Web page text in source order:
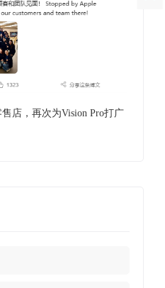
店，再次为Vision Pro打广